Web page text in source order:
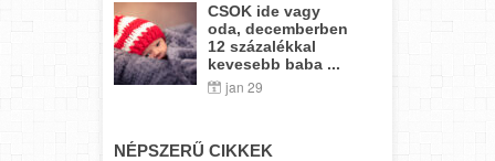
CSOK ide vagy
oda, decemberben
12 százalékkal
kevesebb baba ...
jan 29
NÉPSZERŰ CIKKEK